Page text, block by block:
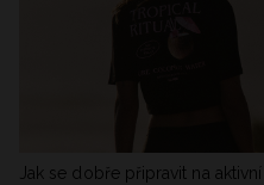
Jak se dobře připravit na